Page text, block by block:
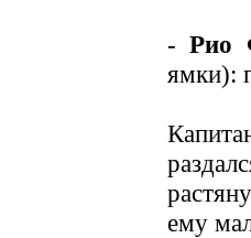
-Рио
ямки):
ему